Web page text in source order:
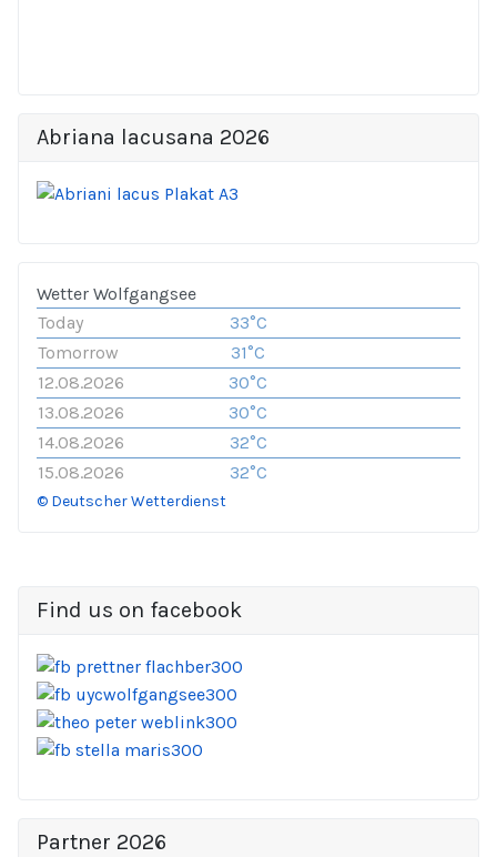
Abriana lacusana 2026
Wetter Wolfgangsee
Today
33°C
Tomorrow
31°C
12.08.2026
30°C
13.08.2026
30°C
14.08.2026
32°C
15.08.2026
32°C
© Deutscher Wetterdienst
Find us on facebook
Partner 2026